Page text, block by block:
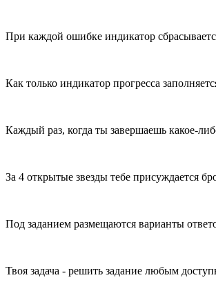
При каждой ошибке индикатор
Как только индикатор прогресса
Каждый раз, когда ты завершаешь какое-
За 4 открытые звезды тебе присуждается
Под заданием размещаются варианты
Твоя задача - решить задание любым